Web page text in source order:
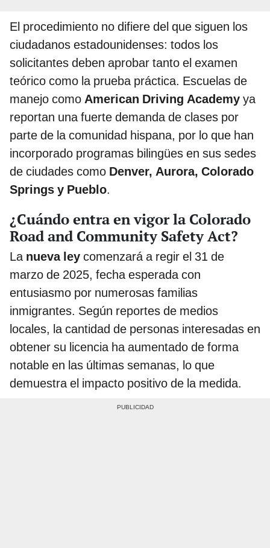
El procedimiento no difiere del que siguen los
ciudadanos estadounidenses: todos los
solicitantes deben aprobar tanto el examen
teórico como la prueba práctica. Escuelas de
manejo como American Driving Academy ya
reportan una fuerte demanda de clases por
parte de la comunidad hispana, por lo que han
incorporado programas bilingües en sus sedes
de ciudades como Denver, Aurora, Colorado
Springs y Pueblo.
¿Cuándo entra en vigor la Colorado
Road and Community Safety Act?
La nueva ley comenzará a regir el 31 de
marzo de 2025, fecha esperada con
entusiasmo por numerosas familias
inmigrantes. Según reportes de medios
locales, la cantidad de personas interesadas en
obtener su licencia ha aumentado de forma
notable en las últimas semanas, lo que
demuestra el impacto positivo de la medida.